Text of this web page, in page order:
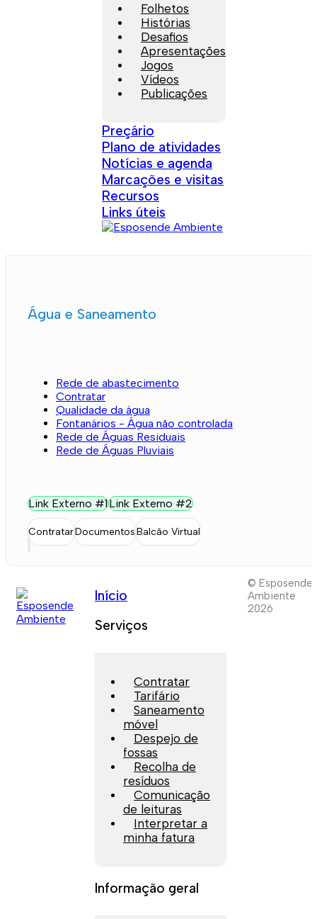
Folhetos
Histórias
Desafios
Apresentações
Jogos
Vídeos
Publicações
Preçário
Plano de atividades
Notícias e agenda
Marcações e visitas
Recursos
Links úteis
Água e Saneamento
Rede de abastecimento
Contratar
Qualidade da água
Fontanários - Água não controlada
Rede de Águas Residuais
Rede de Águas Pluviais
Link Externo #1Link Externo #2
ContratarDocumentosBalcão Virtual
Início
Serviços
Contratar
Tarifário
Saneamento
móvel
Despejo de
fossas
Recolha de
resíduos
Comunicação
de leituras
Interpretar a
minha fatura
Informação geral
© Esposende
Ambiente
2026